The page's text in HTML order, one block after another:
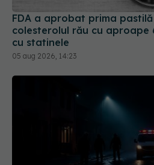
FDA a aprobat prima
colesterolul rău cu aproape
cu statinele
05 aug 2026, 14:23